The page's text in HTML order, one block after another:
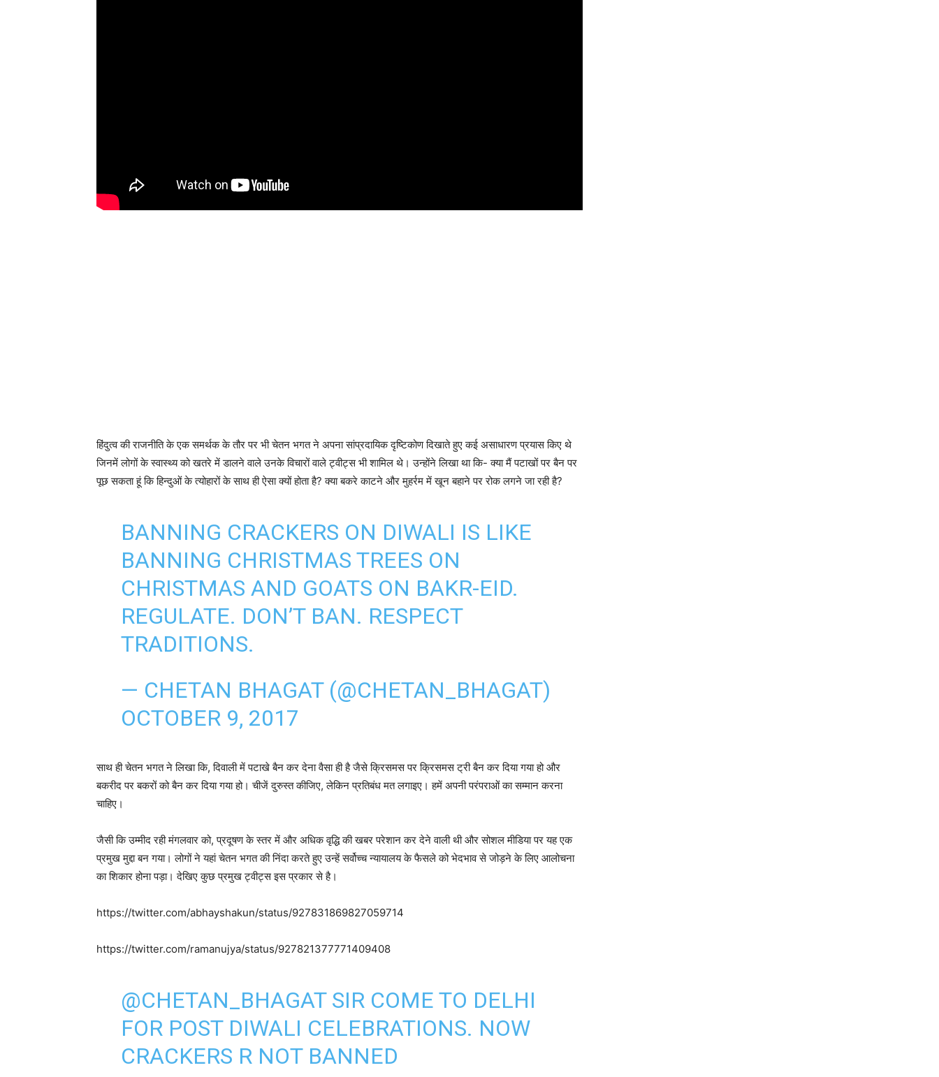
हिंदुत्व की राजनीति के एक समर्थक के तौर पर भी चेतन भगत ने अपना सांप्रदायिक दृष्टिकोण दिखाते हुए कई असाधारण प्रयास किए थे
जिनमें लोगों के स्वास्थ्य को खतरे में डालने वाले उनके विचारों वाले ट्वीट्स भी शामिल थे। उन्होंने लिखा था कि- क्या मैं पटाखों पर बैन पर
पूछ सकता हूं कि हिन्दुओं के त्योहारों के साथ ही ऐसा क्यों होता है? क्या बकरे काटने और मुहर्रम में खून बहाने पर रोक लगने जा रही है?
BANNING CRACKERS ON DIWALI IS LIKE
BANNING CHRISTMAS TREES ON
CHRISTMAS AND GOATS ON BAKR-EID.
REGULATE. DON’T BAN. RESPECT
TRADITIONS.
— CHETAN BHAGAT (@CHETAN_BHAGAT)
OCTOBER 9, 2017
साथ ही चेतन भगत ने लिखा कि, दिवाली में पटाखे बैन कर देना वैसा ही है जैसे क्रिसमस पर क्रिसमस ट्री बैन कर दिया गया हो और
बकरीद पर बकरों को बैन कर दिया गया हो। चीजें दुरुस्त कीजिए, लेकिन प्रतिबंध मत लगाइए। हमें अपनी परंपराओं का सम्मान करना
चाहिए।
जैसी कि उम्मीद रही मंगलवार को, प्रदूषण के स्तर में और अधिक वृद्धि की खबर परेशान कर देने वाली थी और सोशल मीडिया पर यह एक
प्रमुख मुद्दा बन गया। लोगों ने यहां चेतन भगत की निंदा करते हुए उन्हें सर्वोच्च न्यायालय के फैसले को भेदभाव से जोड़ने के लिए आलोचना
का शिकार होना पड़ा। देखिए कुछ प्रमुख ट्वीट्स इस प्रकार से है।
https://twitter.com/abhayshakun/status/927831869827059714
https://twitter.com/ramanujya/status/927821377771409408
@CHETAN_BHAGATSIR COME TO DELHI
FOR POST DIWALI CELEBRATIONS. NOW
CRACKERS R NOT BANNED